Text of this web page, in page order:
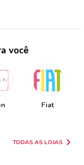
você
Fiat
TODAS AS LOJAS